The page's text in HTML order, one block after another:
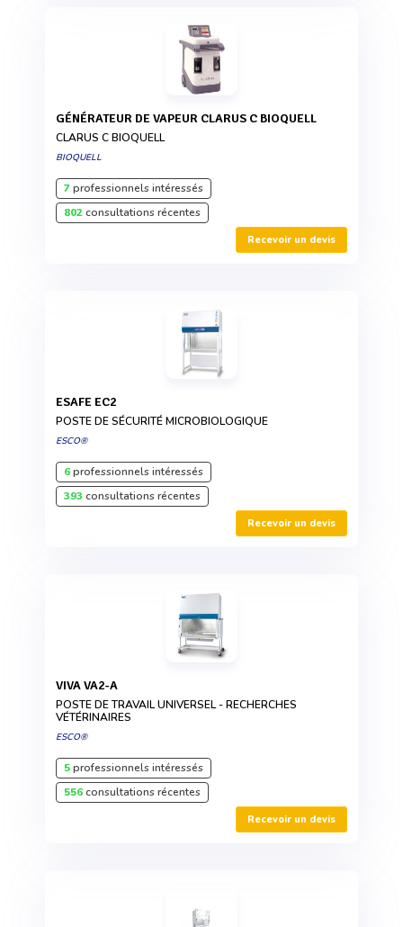
GÉNÉRATEUR DE VAPEUR CLARUS C BIOQUELL
CLARUS C BIOQUELL
BIOQUELL
7professionnels intéressés
802consultations récentes
Recevoir un devis
ESAFE EC2
POSTE DE SÉCURITÉ MICROBIOLOGIQUE
ESCO®
6professionnels intéressés
393 consultations récentes
Recevoir un devis
VIVA VA2-A
POSTE DE TRAVAIL UNIVERSEL - RECHERCHES
VÉTÉRINAIRES
ESCO®
5professionnels intéressés
556consultations récentes
Recevoir un devis